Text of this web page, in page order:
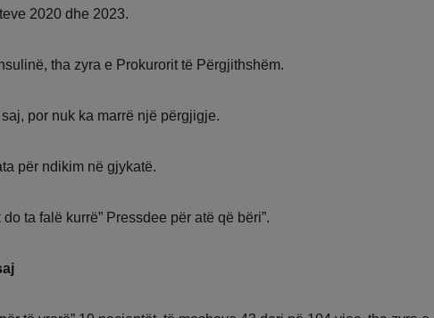
2020 dhe 2023.
tha zyra e Prokurorit të Përgjithshëm.
por nuk ka marrë një përgjigje.
për ndikim në gjykatë.
ta falë kurrë” Pressdee për atë që bëri”.